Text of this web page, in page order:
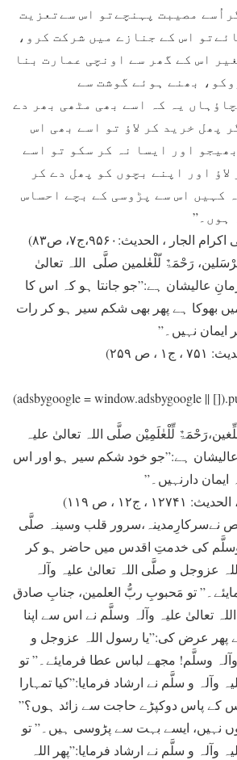
مصيبت پہنچےتو اس سےتعزيت
اس کے جنازے ميں شرکت کرو،
اس کے گھر سے اونچی عمارت بنا
بھنے ہوئے گوشت سے
یہ کہ اسے بھی مٹھی بھر دے
پھل خريد کر لاؤ تو اسے بھی اس
اور ايسا نہ کر سکو تو اسے
اور اپنے بچوں کو پھل دے کر
کہيں اس سے پڑوسی کے بچے احساس
ہوں۔”
، الحدیث:۹۵۶۰،ج۷، ص۸۳)
رَحْمَۃٌ لّلْعٰلمین صلَّی اللہ تعالیٰ
عالیشان ہے:”جو جانتا ہو کہ اس کا
بھوکا ہے پھر بھی شکم سير ہو کر رات
ايمان نہيں۔”
ص ۲۵۹)
(adsbygoogle = window.adsbygoogle ||
لِّلْعٰلَمِیْن صلَّی اللہ تعالیٰ علیہ
ہے:”جو خود شکم سير ہو اور اس
دارنہيں۔”
ج۱۲ ، ص ۱۱۹)
نےسرکارِمدینہ،سرور قلب وسینہ صلَّی
وسلَّم کی خدمتِ اقدس ميں حاضر ہو کر
عزوجل و صلَّی اللہ تعالیٰ علیہ وآلہ
تو مَحبوبِ ربُّ العلمین، جنابِ صادق
تعالیٰ علیہ وآلہ وسلَّم نے اس سے اپنا
نے پھر عرض کی:”يا رسول اللہ عزوجل و
وسلَّم! مجھے لباس عطا فرمایئے۔” تو
وآلہ و سلَّم نے ارشاد فرمایا:”کيا تمہارا
کے پاس دوکپڑے حاجت سے زائد ہوں؟”
نہيں، ايسے بہت سے پڑوسی ہيں۔” تو
وآلہ و سلَّم نے ارشاد فرمایا:”پھر اللہ